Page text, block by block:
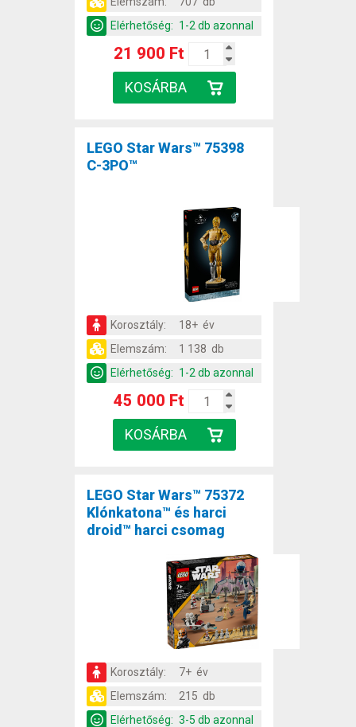
Elérhetőség: 1-2 db azonnal
21 900 Ft
LEGO Star Wars™ 75398
C-3PO™
Korosztály:
18+ év
Elemszám:
1 138 db
Elérhetőség: 1-2 db azonnal
45 000 Ft
LEGO Star Wars™ 75372
Klónkatona™ és harci
droid™ harci csomag
Korosztály:
7+ év
Elemszám:
215 db
Elérhetőség: 3-5 db azonnal